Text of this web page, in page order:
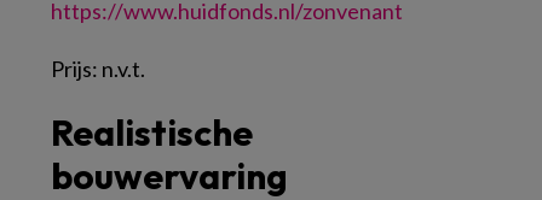
https://www.huidfonds.nl/zonvenant
Prijs: n.v.t.
Realistische
bouwervaring